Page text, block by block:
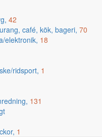
42
café, kök, bageri, 70
elektronik, 18
ridsport, 1
131
1